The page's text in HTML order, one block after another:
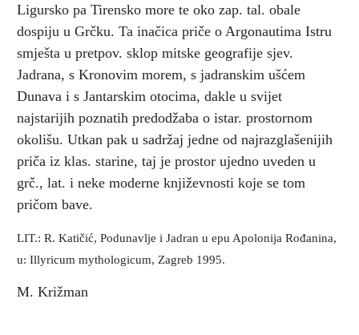
Ligursko pa Tirensko more te oko zap. tal. obale
dospiju u Grčku. Ta inačica priče o Argonautima Istru
smješta u pretpov. sklop mitske geografije sjev.
Jadrana, s Kronovim morem, s jadranskim ušćem
Dunava i s Jantarskim otocima, dakle u svijet
najstarijih poznatih predodžaba o istar. prostornom
okolišu. Utkan pak u sadržaj jedne od najrazglašenijih
priča iz klas. starine, taj je prostor ujedno uveden u
grč., lat. i neke moderne književnosti koje se tom
pričom bave.
LIT.: R. Katičić, Podunavlje i Jadran u epu Apolonija Rođanina,
u: Illyricum mythologicum, Zagreb 1995.
M. Križman